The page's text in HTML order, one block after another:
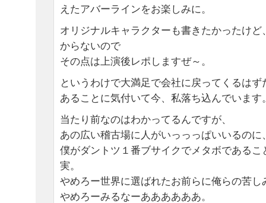
えたアバーラインをお楽しみに。
オリジナルキャラクターも書きたかったけ
からないので
その点は上演後レポしますぜ～。
というわけで大満足で会社に戻ってくるはず
あることに気付いて今、私落ち込んでいます
当たり前なのはわかってるんですが、
あの広い稽古場に人がいっっっぱいいるのに
僕がダントツ１番ブサイクでメタボであるこ
実。
やめろー世界に選ばれたお前らに俺らの苦し
やめろーみるなーああああああ。